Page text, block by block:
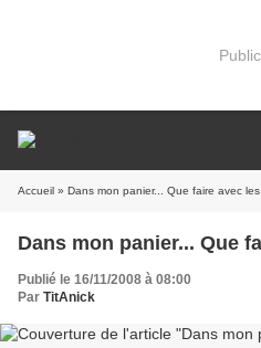
Accueil » Dans mon panier... Que faire avec
Dans mon panier... Que
Publié le 16/11/2008 à 08:00
Par TitAnick